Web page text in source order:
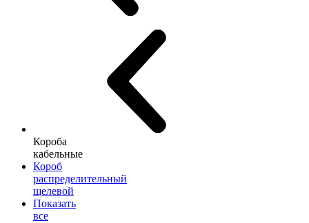
Короба
кабельные
Короб
распределительный
щелевой
Показать
все